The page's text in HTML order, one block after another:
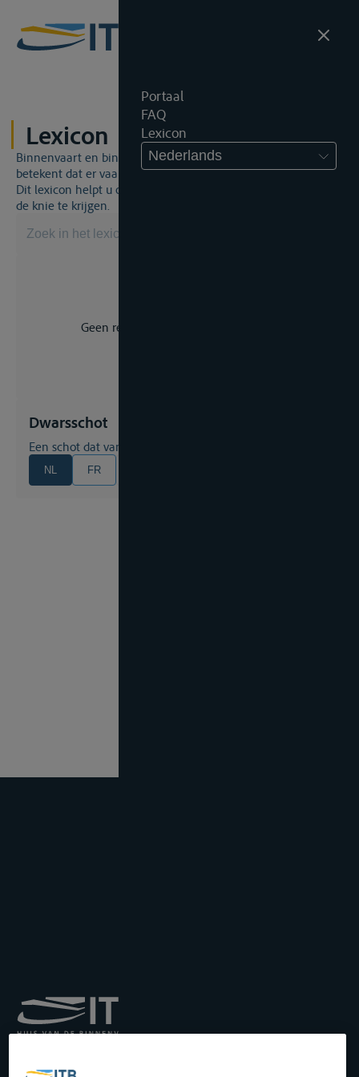
Portaal
FAQ
Lexicon
Nederlands
Lexicon
Binnenvaart en binnenvaartrecht is een unieke wereld. Dat
betekent dat er vaak een specifiek vakjargon gebruikt wordt.
Dit lexicon helpt u om een aantal broodnodige termen onder
de knie te krijgen.
Geen resultaat voor uw zoekopdracht.
Dwarsschot
Een schot dat van boordwand tot boordwand reikt
NL FR